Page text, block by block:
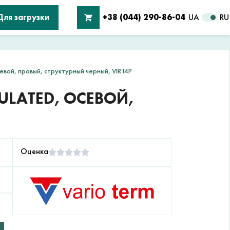
загрузки +38 (044) 290-86-04 UA RU
правый, структурный черный, VIR14P
ОСЕВОЙ,
Оценка